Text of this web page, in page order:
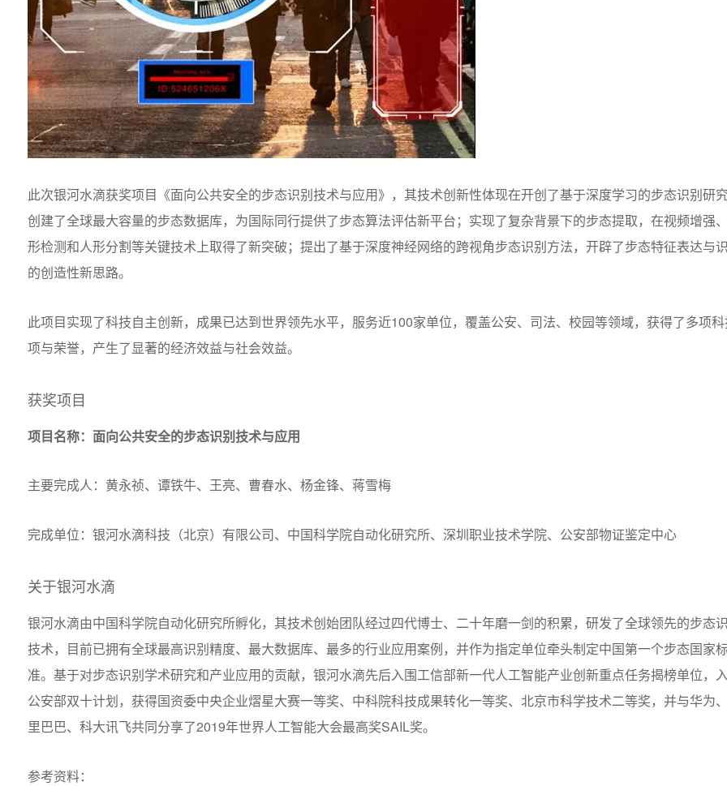
此次银河水滴获奖项目《面向公共安全的步态识别技术与应用》，其技术创新性体现在开创了基于深度学习的步态识别研究
创建了全球最大容量的步态数据库，为国际同行提供了步态算法评估新平台；实现了复杂背景下的步态提取，在视频增强
形检测和人形分割等关键技术上取得了新突破；提出了基于深度神经网络的跨视角步态识别方法，开辟了步态特征表达与
的创造性新思路。
此项目实现了科技自主创新，成果已达到世界领先水平，服务近100家单位，覆盖公安、司法、校园等领域，获得了多项
项与荣誉，产生了显著的经济效益与社会效益。
获奖项目
项目名称：面向公共安全的步态识别技术与应用
主要完成人：黄永祯、谭铁牛、王亮、曹春水、杨金锋、蒋雪梅
完成单位：银河水滴科技（北京）有限公司、中国科学院自动化研究所、深圳职业技术学院、公安部物证鉴定中心
关于银河水滴
银河水滴由中国科学院自动化研究所孵化，其技术创始团队经过四代博士、二十年磨一剑的积累，研发了全球领先的步态
技术，目前已拥有全球最高识别精度、最大数据库、最多的行业应用案例，并作为指定单位牵头制定中国第一个步态国家
准。基于对步态识别学术研究和产业应用的贡献，银河水滴先后入围工信部新一代人工智能产业创新重点任务揭榜单位，
公安部双十计划，获得国资委中央企业熠星大赛一等奖、中科院科技成果转化一等奖、北京市科学技术二等奖，并与华为
里巴巴、科大讯飞共同分享了2019年世界人工智能大会最高奖SAIL奖。
参考资料：